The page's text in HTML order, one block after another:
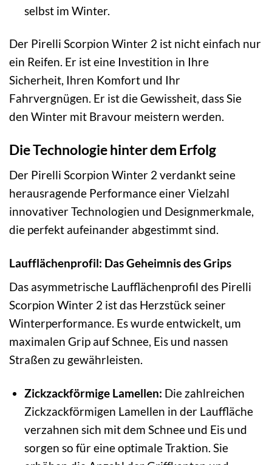
selbst im Winter.
Der Pirelli Scorpion Winter 2 ist nicht einfach nur
ein Reifen. Er ist eine Investition in Ihre
Sicherheit, Ihren Komfort und Ihr
Fahrvergnügen. Er ist die Gewissheit, dass Sie
den Winter mit Bravour meistern werden.
Die Technologie hinter dem Erfolg
Der Pirelli Scorpion Winter 2 verdankt seine
herausragende Performance einer Vielzahl
innovativer Technologien und Designmerkmale,
die perfekt aufeinander abgestimmt sind.
Laufflächenprofil: Das Geheimnis des Grips
Das asymmetrische Laufflächenprofil des Pirelli
Scorpion Winter 2 ist das Herzstück seiner
Winterperformance. Es wurde entwickelt, um
maximalen Grip auf Schnee, Eis und nassen
Straßen zu gewährleisten.
Zickzackförmige Lamellen: Die zahlreichen
Zickzackförmigen Lamellen in der Lauffläche
verzahnen sich mit dem Schnee und Eis und
sorgen so für eine optimale Traktion. Sie